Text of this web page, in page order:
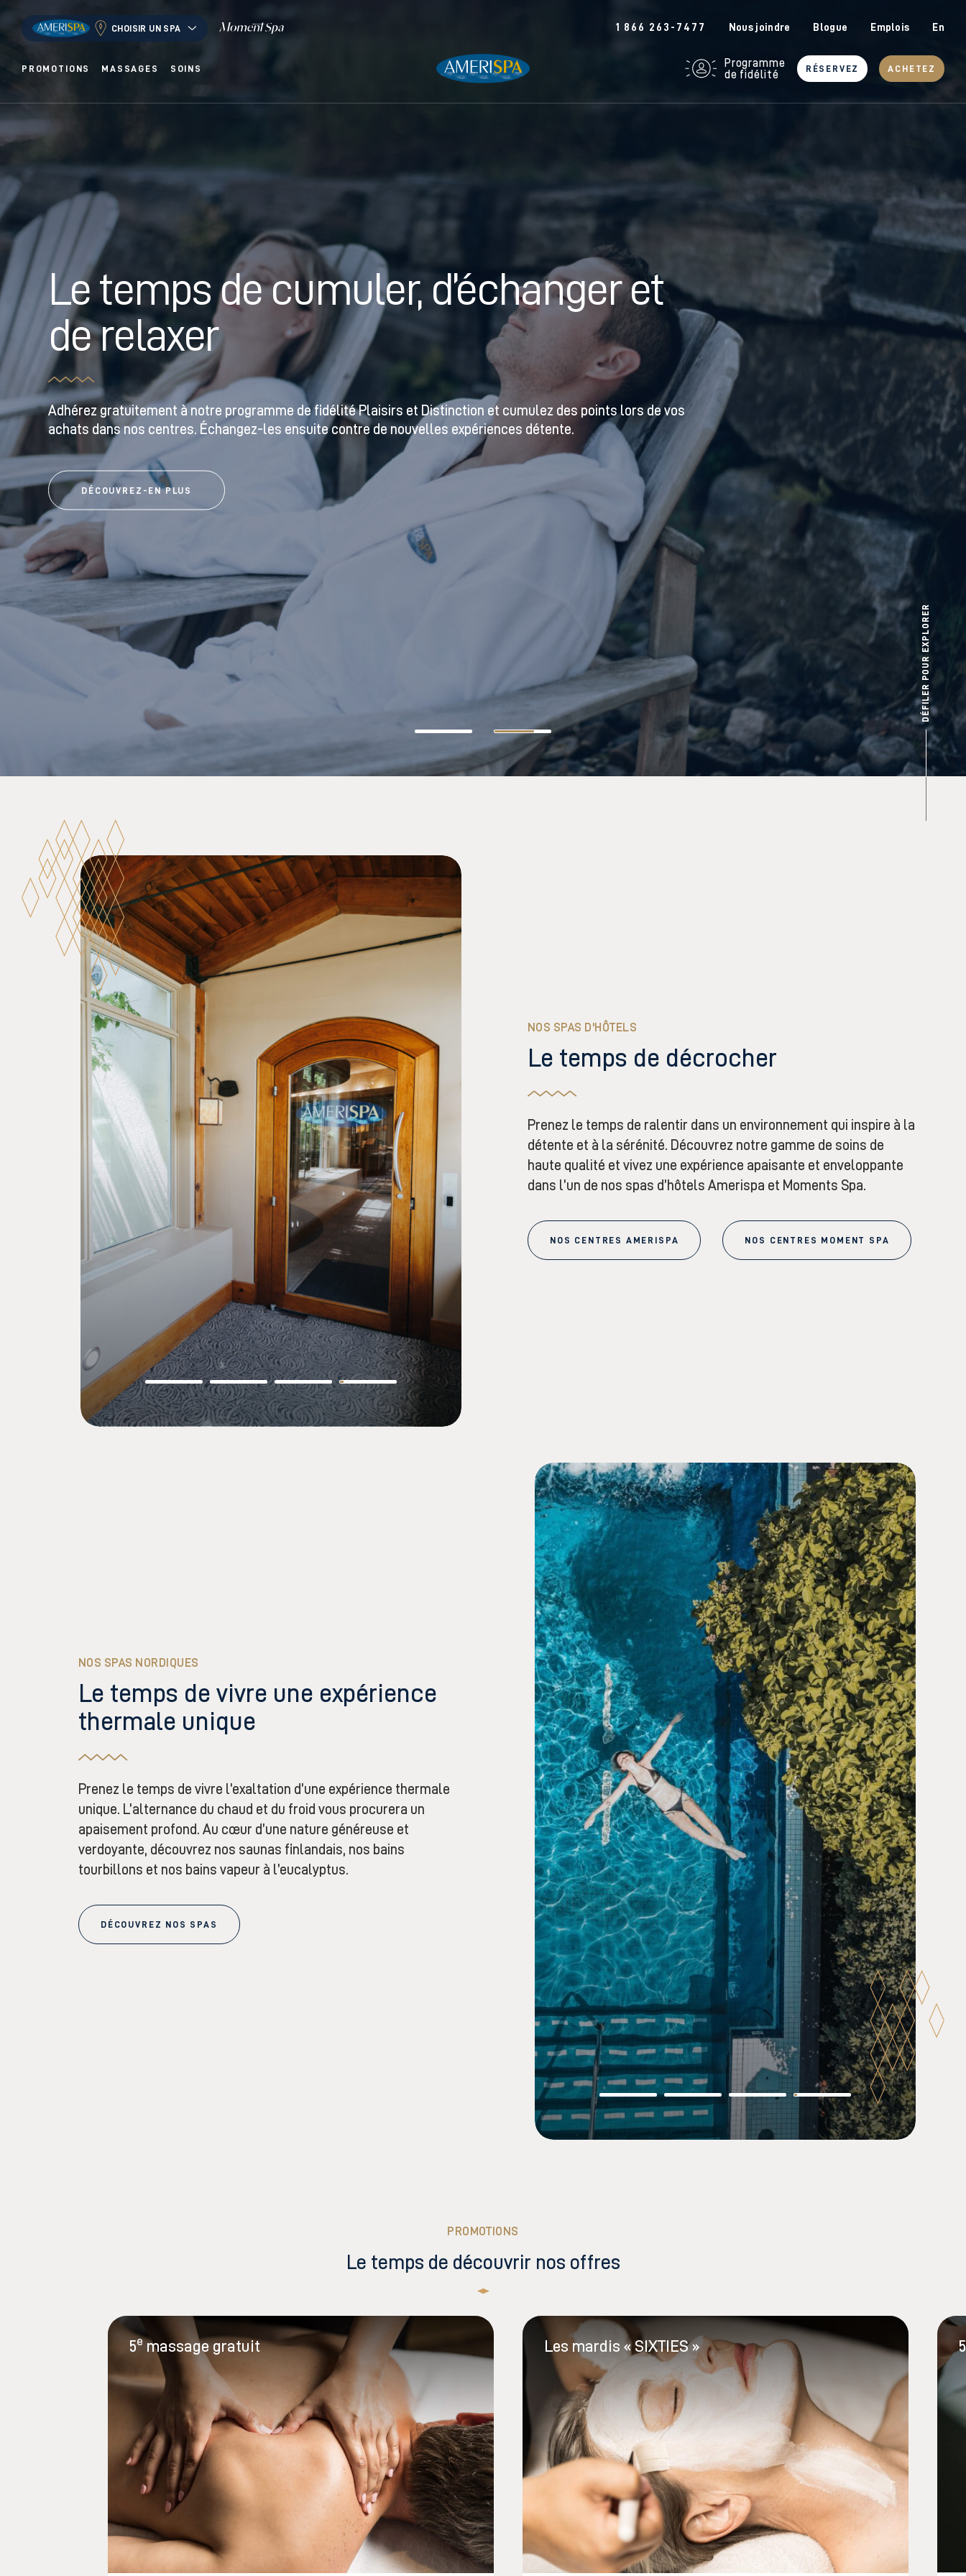
CHOISIR UN SPA 1 866 263-7477 Nous joindre Blogue Emplois En
PROMOTIONS MASSAGES SOINS
Programme
de fidélité
RÉSERVEZ ACHETEZ
Le temps de prendre
soin de soi
Prenez le temps de ralentir le temps jusqu’à l’arrêter. Amerispa vous offre une gamme complète de
massages, de soins esthétiques et corporels prodigués par des professionnels hautement qualifiés.
DÉFILER POUR EXPLORER
NOS SPAS D'HÔTELS
Le temps de décrocher
Prenez le temps de ralentir dans un environnement qui inspire à la
détente et à la sérénité. Découvrez notre gamme de soins de
haute qualité et vivez une expérience apaisante et enveloppante
dans l’un de nos spas d’hôtels Amerispa et Moments Spa.
NOS CENTRES AMERISPA NOS CENTRES MOMENT SPA
NOS SPAS NORDIQUES
Le temps de vivre une expérience
thermale unique
Prenez le temps de vivre l’exaltation d’une expérience thermale
unique. L’alternance du chaud et du froid vous procurera un
apaisement profond. Au cœur d’une nature généreuse et
verdoyante, découvrez nos saunas finlandais, nos bains
tourbillons et nos bains vapeur à l’eucalyptus.
DÉCOUVREZ NOS SPAS
PROMOTIONS
Le temps de découvrir nos offres
5e massage gratuit Les mardis « SIXTIES » 5